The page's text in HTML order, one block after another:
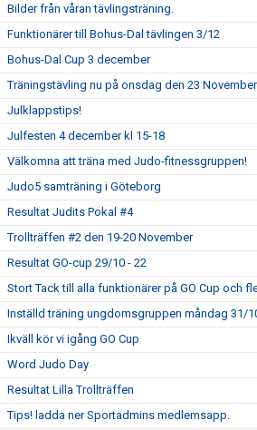
Bilder från våran tävlingsträning.
Funktionärer till Bohus-Dal tävlingen 3/12
Bohus-Dal Cup 3 december
Träningstävling nu på onsdag den 23 November
Julklappstips!
Julfesten 4 december kl 15-18
Välkomna att träna med Judo-fitnessgruppen!
Judo5 samträning i Göteborg
Resultat Judits Pokal #4
Trollträffen #2 den 19-20 November
Resultat GO-cup 29/10 - 22
Stort Tack till alla funktionärer på GO Cup och
Inställd träning ungdomsgruppen måndag 31/
Ikväll kör vi igång GO Cup
Word Judo Day
Resultat Lilla Trollträffen
Tips! ladda ner Sportadmins medlemsapp.